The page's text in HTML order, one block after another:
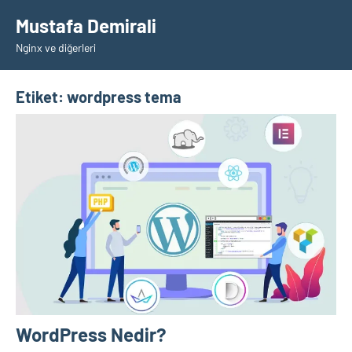
geçMustafa Demirali
Nginx ve diğerleri
Etiket: wordpress tema
WordPress Nedir?